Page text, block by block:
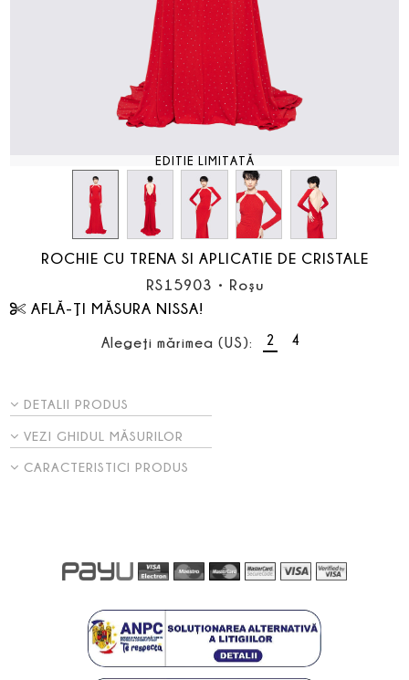
EDIȚIE LIMITATĂ
ROCHIE CU TRENA SI APLICATIE DE CRISTALE
RS15903 • Roşu
AFLĂ-ŢI MĂSURA NISSA!
Alegeţi mărimea (US): 2 4
DETALII PRODUS
VEZI GHIDUL MĂSURILOR
CARACTERISTICI PRODUS